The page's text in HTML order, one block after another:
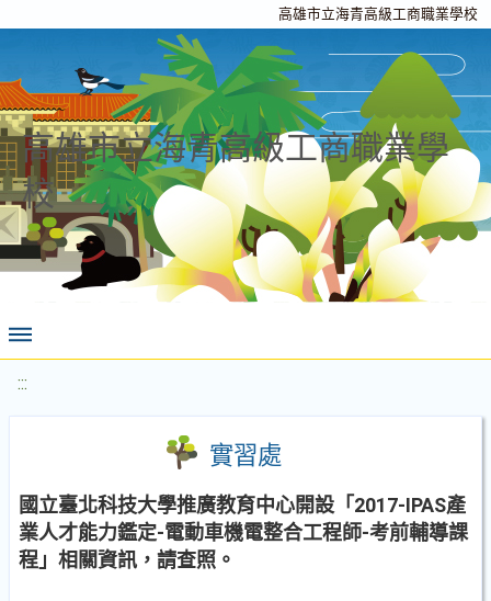
高雄市立海青高級工商職業學校
高雄市立海青高級工商職業學
校
:::
實習處
國立臺北科技大學推廣教育中心開設「2017-IPAS產
業人才能力鑑定-電動車機電整合工程師-考前輔導課
程」相關資訊，請查照。